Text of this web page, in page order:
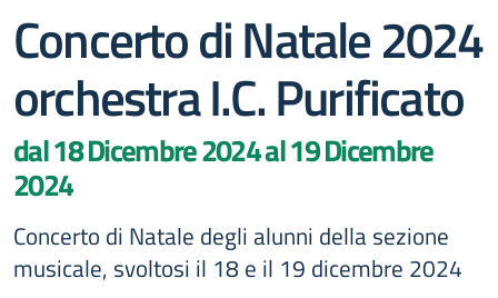
Concerto di Natale 2024
orchestra I.C. Purificato
dal 18 Dicembre 2024 al 19 Dicembre
2024
Concerto di Natale degli alunni della sezione
musicale, svoltosi il 18 e il 19 dicembre 2024